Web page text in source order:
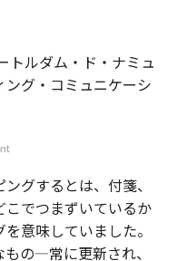
トルダム・ド・ナミュ
グ・コミュニケーシ
グするとは、付箋、
こでつまずいているか
意味していました。
の—常に更新され、